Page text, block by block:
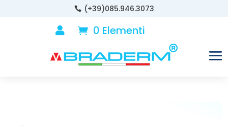
 (+39)085.946.3073
 0 Elementi